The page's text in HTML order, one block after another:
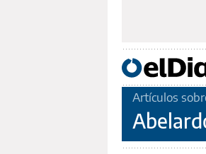
Artículos